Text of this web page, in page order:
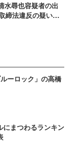
水尋也容疑者の出
締法違反の疑いで
ーロック」の高橋
にまつわるランキン